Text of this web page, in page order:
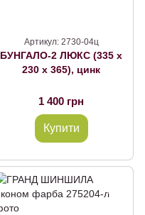
Артикул: 2730-04ц
БУНГАЛО-2 ЛЮКС (335 х
230 х 365), цинк
1 400 грн
Купити